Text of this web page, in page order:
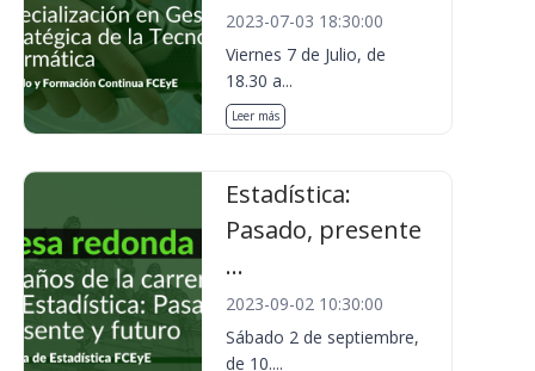
2023-07-03 18:30:00
Viernes 7 de Julio, de
18.30 a...
Leer más
Estadística:
Pasado, presente
...
2023-09-02 10:30:00
Sábado 2 de septiembre,
de 10....